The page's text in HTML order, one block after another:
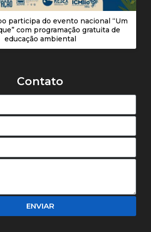
participa do evento nacional “Um
com programação gratuita de
educação ambiental
Contato
ENVIAR